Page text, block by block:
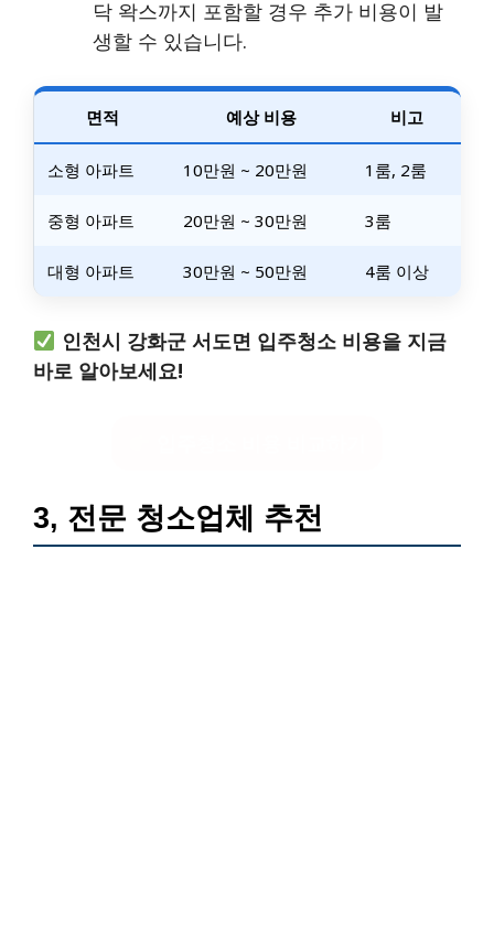
닥 왁스까지 포함할 경우 추가 비용이 발
생할 수 있습니다.
면적 예상 비용 비고
소형 아파트 10만원 ~ 20만원 1룸, 2룸
중형 아파트 20만원 ~ 30만원 3룸
대형 아파트 30만원 ~ 50만원 4룸 이상
인천시 강화군 서도면 입주청소 비용을 지금
바로 알아보세요!
3, 전문 청소업체 추천